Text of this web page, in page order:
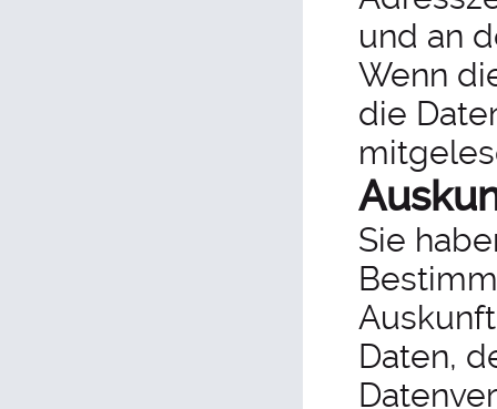
und an
Wenn
die
Sie
Daten,